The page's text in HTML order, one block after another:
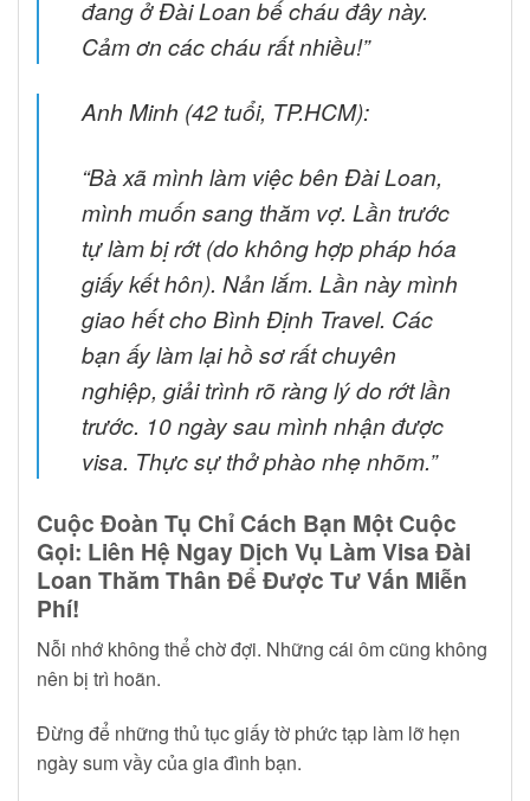
đang ở Đài Loan bế cháu đây này.
Cảm ơn các cháu rất nhiều!”
Anh Minh (42 tuổi, TP.HCM):
“Bà xã mình làm việc bên Đài Loan,
mình muốn sang thăm vợ. Lần trước
tự làm bị rớt (do không hợp pháp hóa
giấy kết hôn). Nản lắm. Lần này mình
giao hết cho Bình Định Travel. Các
bạn ấy làm lại hồ sơ rất chuyên
nghiệp, giải trình rõ ràng lý do rớt lần
trước. 10 ngày sau mình nhận được
visa. Thực sự thở phào nhẹ nhõm.”
Cuộc Đoàn Tụ Chỉ Cách Bạn Một Cuộc
Gọi: Liên Hệ Ngay Dịch Vụ Làm Visa Đài
Loan Thăm Thân Để Được Tư Vấn Miễn
Phí!
Nỗi nhớ không thể chờ đợi. Những cái ôm cũng không
nên bị trì hoãn.
Đừng để những thủ tục giấy tờ phức tạp làm lỡ hẹn
ngày sum vầy của gia đình bạn.